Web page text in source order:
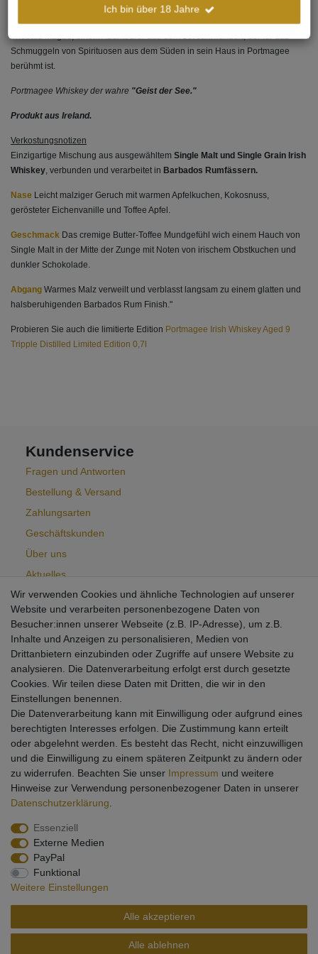
Ich bin über 18 Jahre
einzigartiger Charakter wird durch die Fertigstellung in Holzfässern
bereichert, die mit barbadischem Rum gefüllt sind. Dies erinnert an Kapitän
Thebald Magee, einem Abenteurer aus dem 18. Jahrhundert, der für das
Schmuggeln von Spirituosen aus dem Süden in sein Haus in Portmagee
berühmt ist.
Portmagee Whiskey der wahre "Geist der See."
Produkt aus Ireland.
Verkostungsnotizen
Einzigartige Mischung aus ausgewähltem Single Malt und Single Grain Irish
Whiskey, verbunden und verarbeitet in Barbados Rumfässern.
Nase Leicht malziger Geruch mit warmen Apfelkuchen, Kokosnuss,
gerösteter Eichenvanille und Toffee Apfel.
Geschmack Das cremige Butter-Toffee Mundgefühl wich einem Hauch von
Single Malt in der Mitte der Zunge mit Noten von irischem Obstkuchen und
dunkler Schokolade.
Abgang Warmes Malz verweilt und verblasst langsam zu einem glatten und
halsberuhigenden Barbados Rum Finish."
Probieren Sie auch die limitierte Edition Portmagee Irish Whiskey Aged 9
Tripple Distilled Limited Edition 0,7l
Kundenservice
Fragen und Antworten
Bestellung & Versand
Zahlungsarten
Geschäftskunden
Über uns
Aktuelles
Widerrufsformular
Newsletter
Kostenlos abonnieren und keine Neuigkeit mehr verpassen!
* Bestätigung Ihrer E-Mail-Adresse ist erforderlich.
E-MAIL **
Newsletter
Honig
Hiermit bestätige ich, dass ich dieDaten­schutz­erklärunggelesen habe. Meine
Widerrufs­recht
AGB Kontakt
Wir verwenden Cookies und ähnliche Technologien auf unserer
Website und verarbeiten personenbezogene Daten von
Besucher:innen unserer Webseite (z.B. IP-Adresse), um z.B.
Inhalte und Anzeigen zu personalisieren, Medien von
Drittanbietern einzubinden oder Zugriffe auf unsere Website zu
analysieren. Die Datenverarbeitung erfolgt erst durch gesetzte
Cookies. Wir teilen diese Daten mit Dritten, die wir in den
Einstellungen benennen.
Die Datenverarbeitung kann mit Einwilligung oder aufgrund eines
berechtigten Interesses erfolgen. Die Zustimmung kann erteilt
oder abgelehnt werden. Es besteht das Recht, nicht einzuwilligen
und die Einwilligung zu einem späteren Zeitpunkt zu ändern oder
zu widerrufen. Beachten Sie unser Impressum und weitere
Hinweise zur Verwendung personenbezogener Daten in unserer
Daten­schutz­erklärung
Essenziell
Externe Medien
PayPal
Funktional
Weitere Einstellungen
Alle akzeptieren
Alle ablehnen